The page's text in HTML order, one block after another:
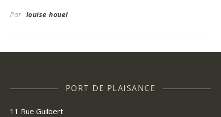
Par louise houel
PORT DE PLAISANCE
11 Rue Guilbert